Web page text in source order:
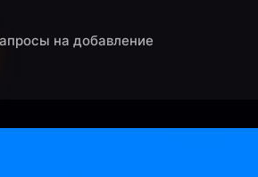
на добавление